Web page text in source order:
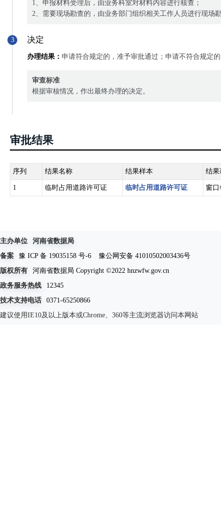
1、申报材料受理后，由业务科室对材料内容进行核查；
2、需要现场勘查的，由业务部门组织相关工作人员进行现场
3 决定
办理结果： 申请符合规定的，准予审批通过；申请不符合规定
审查标准
根据审核情况，作出最终办理的决定。
审批结果
序列 结果名称 结果样本 结果
1 临时占用道路许可证 临时占用道路许可证 窗
主办单位
河南省数据局
备案
豫 ICP 备 19035158 号-6
豫公网安备 41010502003436号
版权所有
河南省数据局 Copyright ©2022 hnzwfw.gov.cn
政务服务热线
12345
技术支持电话
0371-65250866
建议使用IE10及以上版本或Chrome、360等主流浏览器访问本网站